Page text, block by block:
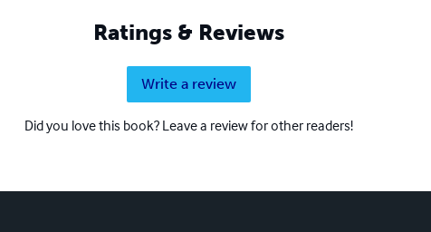
Ratings & Reviews
Write a review
Did you love this book? Leave a review for other readers!